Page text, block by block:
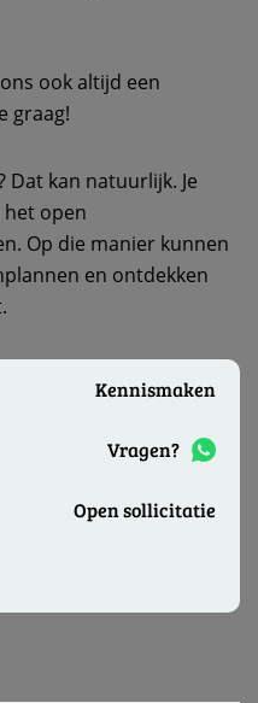
ook altijd een
graag!
kan natuurlijk. Je
open
Op die manier kunnen
en ontdekken
Kennismaken
Vragen?
Open sollicitatie